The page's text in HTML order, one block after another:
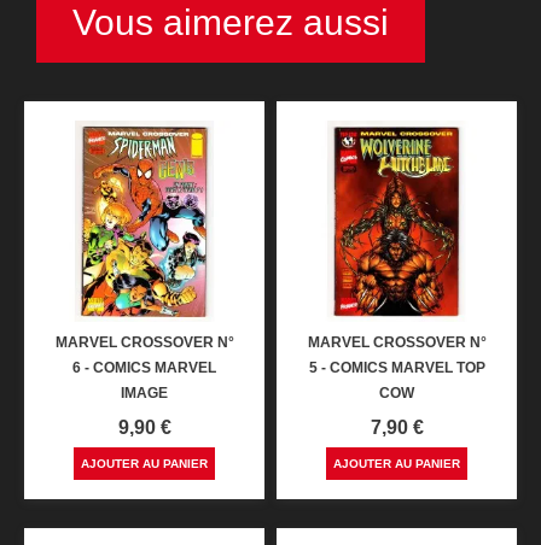
Vous aimerez aussi
MARVEL CROSSOVER N°
6 - COMICS MARVEL
IMAGE
Prix
9,90 €
AJOUTER AU PANIER
MARVEL CROSSOVER N°
5 - COMICS MARVEL TOP
COW
Prix
7,90 €
AJOUTER AU PANIER